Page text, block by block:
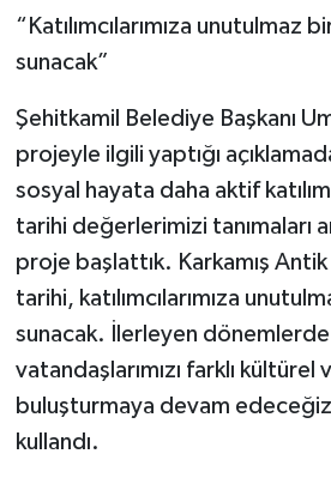
“Katılımcılarımıza unutulmaz
sunacak”
Şehitkamil Belediye Başkanı
projeyle ilgili yaptığı
sosyal hayata daha aktif
tarihi değerlerimizi tanımaları
proje başlattık. Karkamış
tarihi, katılımcılarımıza
sunacak. İlerleyen
vatandaşlarımızı farklı kültürel
buluşturmaya devam
kullandı.